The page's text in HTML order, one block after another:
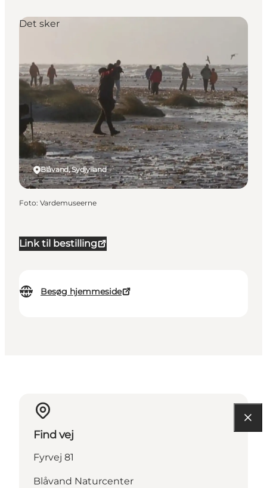
Link til bestilling
Besøg hjemmeside
Blåvand, Sydjylland
Det sker
Foto: Vardemuseerne
Find vej
Fyrvej 81
Blåvand Naturcenter